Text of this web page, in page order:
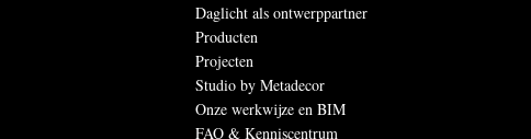
Daglicht als ontwerppartner
Producten
Projecten
Studio by Metadecor
Onze werkwijze en BIM
FAQ & Kenniscentrum